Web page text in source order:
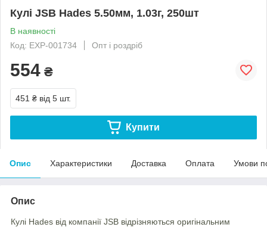
Кулі JSB Hades 5.50мм, 1.03г, 250шт
В наявності
Код: EXP-001734
Опт і роздріб
554 ₴
451 ₴ від 5 шт.
Купити
Опис Характеристики Доставка Оплата Умови
Опис
Кулі Hades від компанії JSB відрізняються оригінальним